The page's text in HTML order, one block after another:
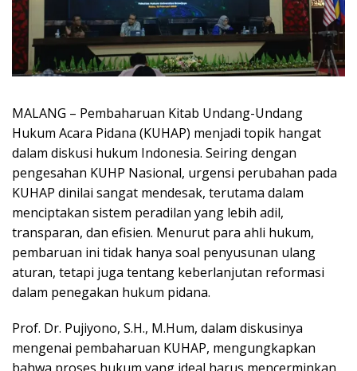
MALANG – Pembaharuan Kitab Undang-Undang
Hukum Acara Pidana (KUHAP) menjadi topik hangat
dalam diskusi hukum Indonesia. Seiring dengan
pengesahan KUHP Nasional, urgensi perubahan pada
KUHAP dinilai sangat mendesak, terutama dalam
menciptakan sistem peradilan yang lebih adil,
transparan, dan efisien. Menurut para ahli hukum,
pembaruan ini tidak hanya soal penyusunan ulang
aturan, tetapi juga tentang keberlanjutan reformasi
dalam penegakan hukum pidana.
Prof. Dr. Pujiyono, S.H., M.Hum, dalam diskusinya
mengenai pembaharuan KUHAP, mengungkapkan